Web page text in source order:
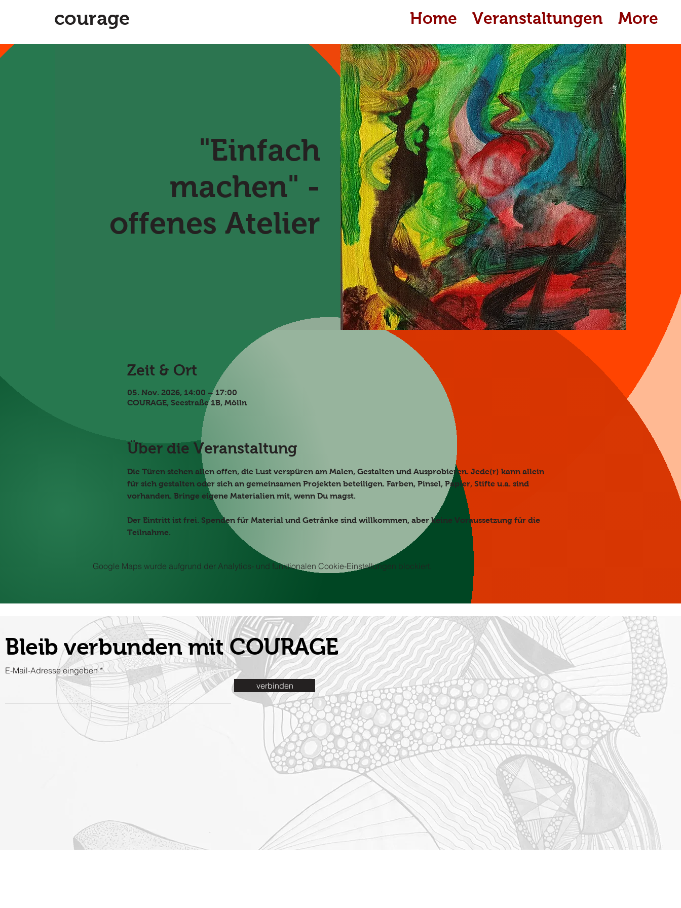
courage Home Veranstaltungen More
"Einfach
machen" -
offenes Atelier
Zeit & Ort
05. Nov. 2026, 14:00 – 17:00
COURAGE, Seestraße 1B, Mölln
Über die Veranstaltung
Die Türen stehen allen offen, die Lust verspüren am Malen, Gestalten und Ausprobieren. Jede(r) kann allein
für sich gestalten oder sich an gemeinsamen Projekten beteiligen. Farben, Pinsel, Papier, Stifte u.a. sind
vorhanden. Bringe eigene Materialien mit, wenn Du magst.
Der Eintritt ist frei. Spenden für Material und Getränke sind willkommen, aber keine Voraussetzung für die
Teilnahme.
Google Maps wurde aufgrund der Analytics- und funktionalen Cookie-Einstellungen blockiert.
Bleib verbunden mit COURAGE
E-Mail-Adresse eingeben
verbinden